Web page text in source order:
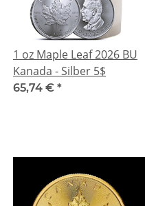
1 oz Maple Leaf 2026 BU
Kanada - Silber 5$
65,74 € *